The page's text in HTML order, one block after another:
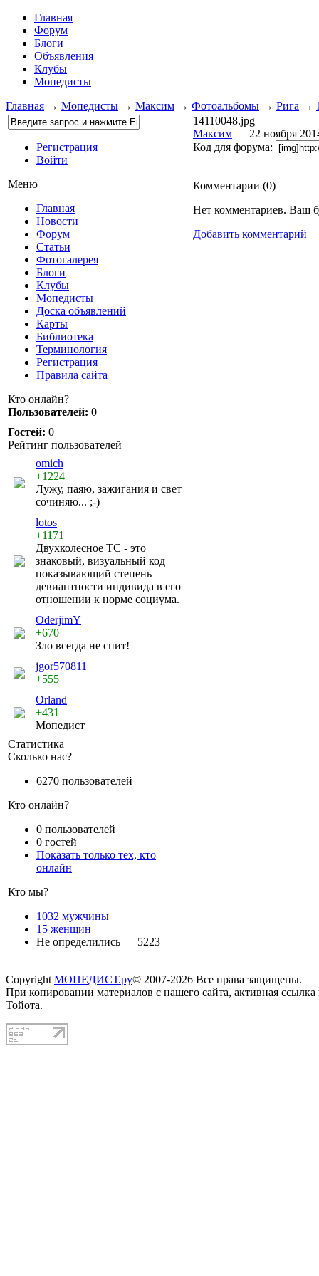
Главная
Форум
Блоги
Объявления
Клубы
Мопедисты
Главная → Мопедисты → Максим → Фотоальбомы → Рига →
Регистрация
Войти
Меню
Главная
Новости
Форум
Статьи
Фотогалерея
Блоги
Клубы
Мопедисты
Доска объявлений
Карты
Библиотека
Терминология
Регистрация
Правила сайта
Кто онлайн?
Пользователей: 0
Гостей: 0
Рейтинг пользователей
omich
+1224
Лужу, паяю, зажигания и свет
сочиняю... ;-)
lotos
+1171
Двухколесное ТС - это
знаковый, визуальный код
показывающий степень
девиантности индивида в его
отношении к норме социума.
OderjimY
+670
Зло всегда не спит!
jgor570811
+555
Orland
+431
Мопедист
Статистика
Сколько нас?
6270 пользователей
Кто онлайн?
0 пользователей
0 гостей
Показать только тех, кто
онлайн
Кто мы?
1032 мужчины
15 женщин
Не определились — 5223
14110048.jpg
Максим — 22 ноября
Код для форума:
Комментарии (0)
Нет комментариев. Ваш
Добавить комментарий
Copyright МОПЕДИСТ.ру© 2007-2026 Все права защищены.
При копировании материалов с нашего сайта, активная
Тойота.